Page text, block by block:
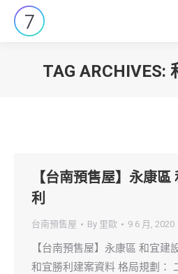
TAG ARCHIVES:
【台南預售屋】永康
利
台南預售屋 By 里歐 9 6 月, 2020
【台南預售屋】永康區 和宜建
和宜勝利建案資料 格局規劃：